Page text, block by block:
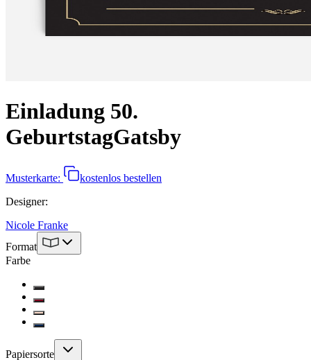
Einladung 50.
GeburtstagGatsby
Musterkarte:
kostenlos bestellen
Designer:
Nicole Franke
Format
Farbe
Papiersorte